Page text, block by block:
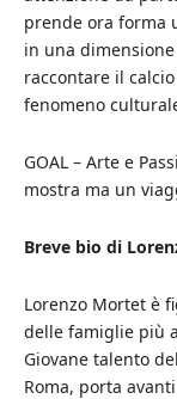
prende ora forma
in una
raccontare il
fenomeno
GOAL – Arte e
mostra ma un
Breve bio di
Lorenzo Mortet è
delle famiglie più
Giovane talento
Roma, porta